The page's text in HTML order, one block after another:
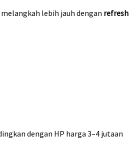
melangkah lebih jauh dengan refresh
dengan HP harga 3–4 jutaan